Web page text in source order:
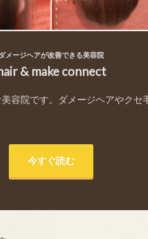
メージヘアが改善できる美容院
& make connect
容院です。ダメージヘアやクセ
今すぐ読む